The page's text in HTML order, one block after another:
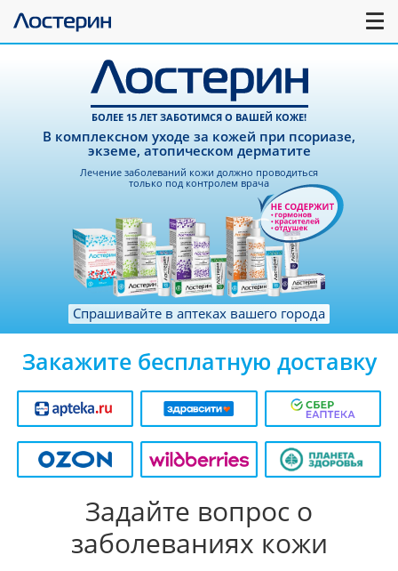
БОЛЕЕ 15 ЛЕТ ЗАБОТИМСЯ О ВАШЕЙ КОЖЕ!
В комплексном уходе за кожей при псориазе,
экземе, атопическом дерматите
Лечение заболеваний кожи должно проводиться
только под контролем врача
Спрашивайте в аптеках вашего города
Закажите бесплатную доставку
Задайте вопрос о
заболеваниях кожи